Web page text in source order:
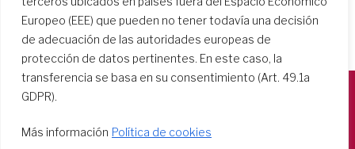
Europeo (EEE) que pueden no tener todavía una decisión
de adecuación de las autoridades europeas de
protección de datos pertinentes. En este caso, la
transferencia se basa en su consentimiento (Art. 49.1a
GDPR).
Más información Política de cookies
Casa Generalizia